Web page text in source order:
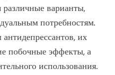
различные варианты,
потребностям.
их
побочные эффекты, а
использования.